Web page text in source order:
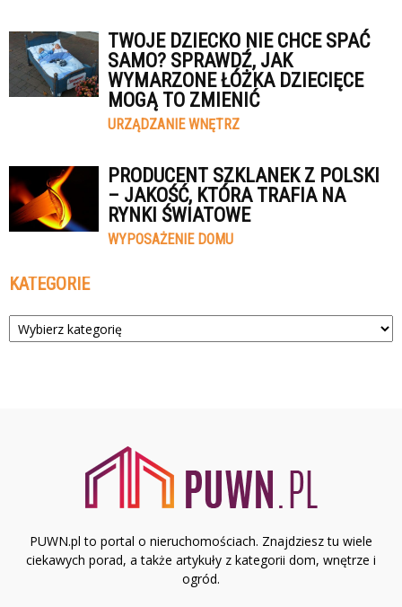
TWOJE DZIECKO NIE CHCE SPAĆ
SAMO? SPRAWDŹ, JAK
WYMARZONE ŁÓŻKA DZIECIĘCE
MOGĄ TO ZMIENIĆ
URZĄDZANIE WNĘTRZ
PRODUCENT SZKLANEK Z POLSKI
– JAKOŚĆ, KTÓRA TRAFIA NA
RYNKI ŚWIATOWE
WYPOSAŻENIE DOMU
KATEGORIE
Kategorie
PUWN.pl to portal o nieruchomościach. Znajdziesz tu wiele
ciekawych porad, a także artykuły z kategorii dom, wnętrze i
ogród.